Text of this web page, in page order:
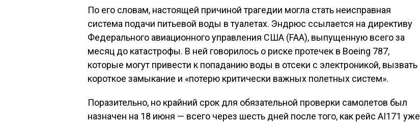
По его словам, настоящей причиной трагедии могла стать неисправная
система подачи питьевой воды в туалетах. Эндрюс ссылается на директиву
Федерального авиационного управления США (FAA), выпущенную всего за
месяц до катастрофы. В ней говорилось о риске протечек в Boeing 787,
которые могут привести к попаданию воды в отсеки с электроникой, вызвать
короткое замыкание и «потерю критически важных полетных систем».
Поразительно, но крайний срок для обязательной проверки самолетов был
назначен на 18 июня — всего через шесть дней после того, как рейс AI171 уже